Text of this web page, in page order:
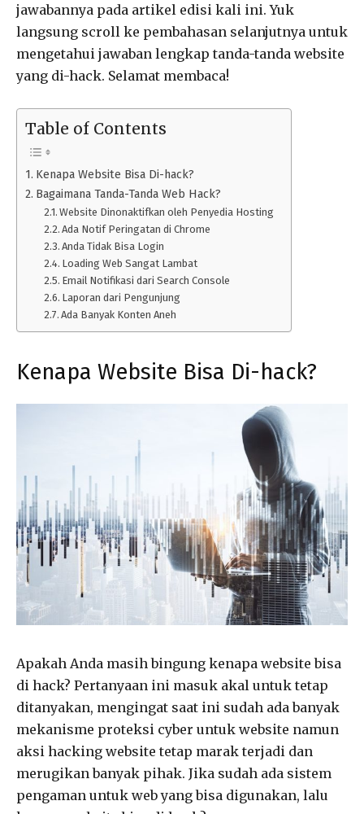
jawabannya pada artikel edisi kali ini. Yuk
langsung scroll ke pembahasan selanjutnya untuk
mengetahui jawaban lengkap tanda-tanda website
yang di-hack. Selamat membaca!
Table of Contents
Kenapa Website Bisa Di-hack?
Bagaimana Tanda-Tanda Web Hack?
Website Dinonaktifkan oleh Penyedia Hosting
Ada Notif Peringatan di Chrome
Anda Tidak Bisa Login
Loading Web Sangat Lambat
Email Notifikasi dari Search Console
Laporan dari Pengunjung
Ada Banyak Konten Aneh
Kenapa Website Bisa Di-hack?
Apakah Anda masih bingung kenapa website bisa
di hack? Pertanyaan ini masuk akal untuk tetap
ditanyakan, mengingat saat ini sudah ada banyak
mekanisme proteksi cyber untuk website namun
aksi hacking website tetap marak terjadi dan
merugikan banyak pihak. Jika sudah ada sistem
pengaman untuk web yang bisa digunakan, lalu